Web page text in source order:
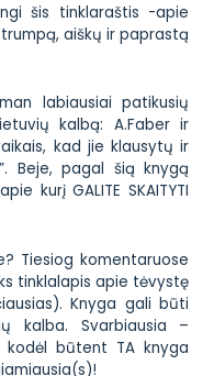
šis tinklaraštis -apie
aiškų ir paprastą
labiausiai patikusių
kalbą: A.Faber ir
kad jie klausytų ir
. Beje, pagal šią knygą
kurįGALITE SKAITYTI
Tiesiog komentaruose
tinklalapis apie tėvystę
Knyga gali būti
kalba. Svarbiausia –
kodėl būtent TA knyga